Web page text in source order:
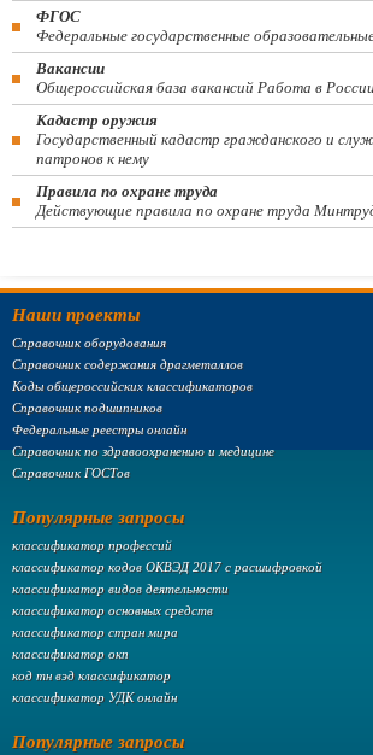
ФГОС
Федеральные государственные
Вакансии
Общероссийская база вакансий Работа в России
Кадастр оружия
Государственный кадастр гражданского и
патронов к нему
Правила по охране труда
Действующие правила по охране труда
Наши проекты
Справочник оборудования
Справочник содержания драгметаллов
Коды общероссийских классификаторов
Справочник подшипников
Федеральные реестры онлайн
Справочник по здравоохранению и медицине
Справочник ГОСТов
Популярные запросы
классификатор профессий
классификатор кодов ОКВЭД 2017 с расшифровкой
классификатор видов деятельности
классификатор основных средств
классификатор стран мира
классификатор окп
код тн вэд классификатор
классификатор УДК онлайн
Популярные запросы